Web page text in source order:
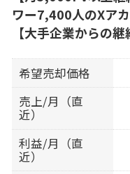
ワー7,400人のXア
【大手企業からの継
希望売却価格
売上/月（直
近）
利益/月（直
近）